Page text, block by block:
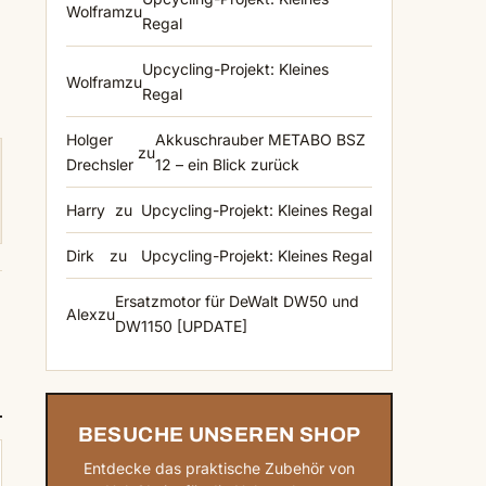
Wolframzu
Regal
Wolframzu
Upcycling-Projekt: Kleines
Regal
Holger
Drechsler
zu
Akkuschrauber METABO BSZ
12 – ein Blick zurück
Harry zu Upcycling-Projekt: Kleines Regal
Dirk zu Upcycling-Projekt: Kleines Regal
Alexzu
Ersatzmotor für DeWalt DW50 und
DW1150 [UPDATE]
BESUCHE UNSEREN SHOP
Entdecke das praktische Zubehör von